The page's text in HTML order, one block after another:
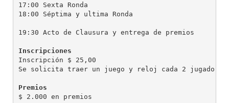
17:00 Sexta Ronda
18:00 Séptima y ultima Ronda
19:30 Acto de Clausura y entrega de premios
Inscripciones
Inscripción $ 25,00
Se solicita traer un juego y reloj cada 2 jugadores
Premios
$ 2.000 en premios